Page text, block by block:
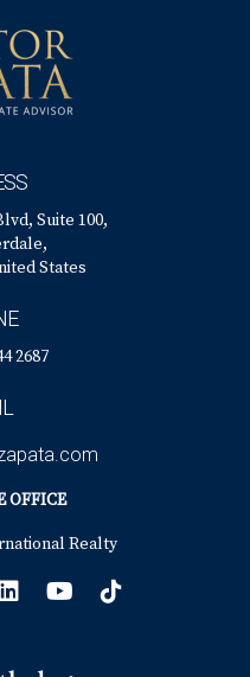
Suite 100,
States
2687
OFFICE
Realty